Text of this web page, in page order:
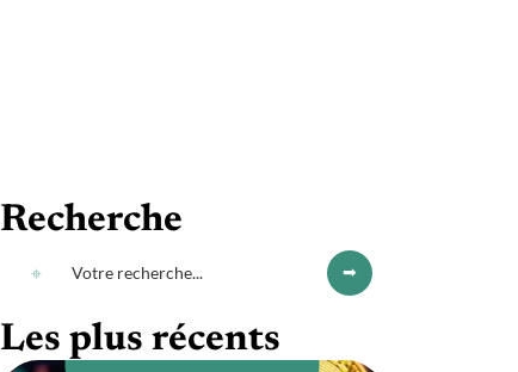
Recherche
Les plus récents